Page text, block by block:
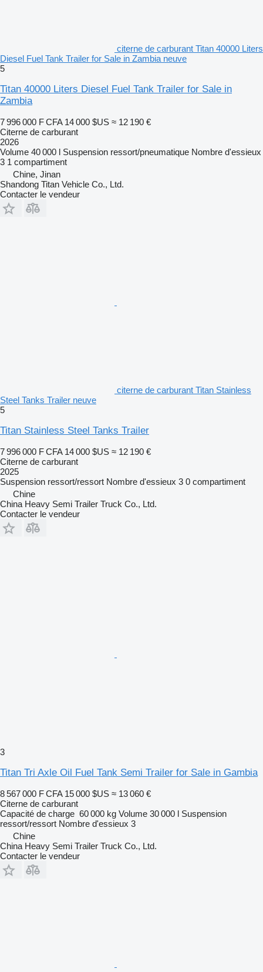
citerne de carburant Titan 40000 Liters
Diesel Fuel Tank Trailer for Sale in Zambia neuve
5
Titan 40000 Liters Diesel Fuel Tank Trailer for Sale in
Zambia
7 996 000 F CFA 14 000 $US ≈ 12 190 €
Citerne de carburant
2026
Volume 40 000 l Suspension ressort/pneumatique Nombre d'essieux
3 1 compartiment
Chine, Jinan
Shandong Titan Vehicle Co., Ltd.
Contacter le vendeur
citerne de carburant Titan Stainless
Steel Tanks Trailer neuve
5
Titan Stainless Steel Tanks Trailer
7 996 000 F CFA 14 000 $US ≈ 12 190 €
Citerne de carburant
2025
Suspension ressort/ressort Nombre d'essieux 3 0 compartiment
Chine
China Heavy Semi Trailer Truck Co., Ltd.
Contacter le vendeur
3
Titan Tri Axle Oil Fuel Tank Semi Trailer for Sale in Gambia
8 567 000 F CFA 15 000 $US ≈ 13 060 €
Citerne de carburant
Capacité de charge 60 000 kg Volume 30 000 l Suspension
ressort/ressort Nombre d'essieux 3
Chine
China Heavy Semi Trailer Truck Co., Ltd.
Contacter le vendeur